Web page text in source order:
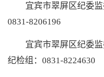
宜宾市翠屏区纪委
0831-8206196
宜宾市翠屏区纪委
纪检组： 0831-8224630